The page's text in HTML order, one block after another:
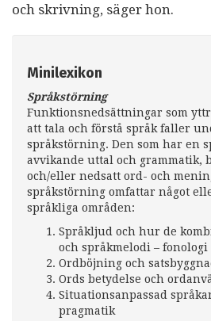
och skrivning, säger hon.
Minilexikon
Språkstörning
Funktionsnedsättningar som
att tala och förstå språk faller
språkstörning. Den som har en
avvikande uttal och grammatik,
och/eller nedsatt ord- och
språkstörning omfattar något
språkliga områden:
Språkljud och hur de
och språkmelodi – fonologi
Ordböjning och
Ords betydelse och
Situationsanpassad
pragmatik